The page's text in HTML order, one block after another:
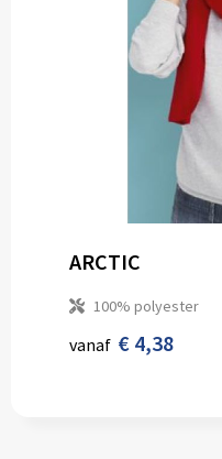
ARCTIC
100% polyester
vanaf € 4,38